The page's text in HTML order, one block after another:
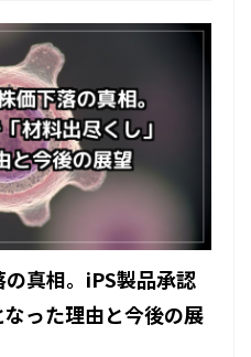
真相。iPS製品承認
った理由と今後の展